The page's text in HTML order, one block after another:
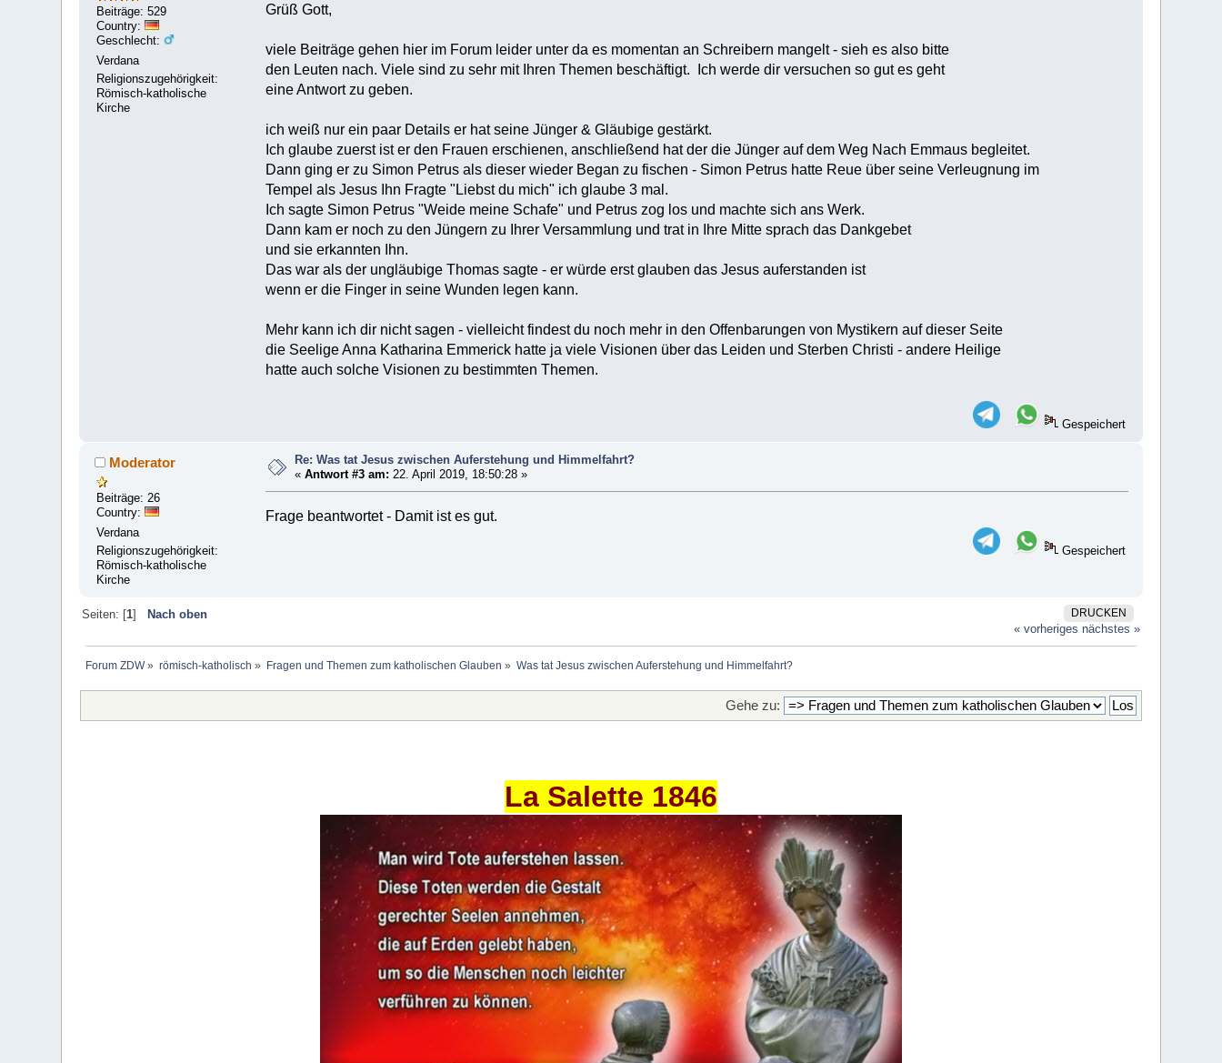
Beiträge: 529
Country:
Geschlecht:
Verdana
Religionszugehörigkeit:
Römisch-katholische
Kirche
Grüß Gott,
viele Beiträge gehen hier im Forum leider unter da es momentan an Schreibern mangelt - sieh es also bitte
den Leuten nach. Viele sind zu sehr mit Ihren Themen beschäftigt. Ich werde dir versuchen so gut es geht
eine Antwort zu geben.
ich weiß nur ein paar Details er hat seine Jünger & Gläubige gestärkt.
Ich glaube zuerst ist er den Frauen erschienen, anschließend hat der die Jünger auf dem Weg Nach Emmaus begleitet.
Dann ging er zu Simon Petrus als dieser wieder Began zu fischen - Simon Petrus hatte Reue über seine Verleugnung im
Tempel als Jesus Ihn Fragte "Liebst du mich" ich glaube 3 mal.
Ich sagte Simon Petrus "Weide meine Schafe" und Petrus zog los und machte sich ans Werk.
Dann kam er noch zu den Jüngern zu Ihrer Versammlung und trat in Ihre Mitte sprach das Dankgebet
und sie erkannten Ihn.
Das war als der ungläubige Thomas sagte - er würde erst glauben das Jesus auferstanden ist
wenn er die Finger in seine Wunden legen kann.
Mehr kann ich dir nicht sagen - vielleicht findest du noch mehr in den Offenbarungen von Mystikern auf dieser Seite
die Seelige Anna Katharina Emmerick hatte ja viele Visionen über das Leiden und Sterben Christi - andere Heilige
hatte auch solche Visionen zu bestimmten Themen.
Gespeichert
Moderator
Beiträge: 26
Country:
Verdana
Religionszugehörigkeit:
Römisch-katholische
Kirche
Re: Was tat Jesus zwischen Auferstehung und Himmelfahrt?
«Antwort #3 am: 22. April 2019, 18:50:28 »
Frage beantwortet - Damit ist es gut.
Gespeichert
DRUCKEN
Seiten: [1]
Nach oben
« vorheriges nächstes »
Forum ZDW» römisch-katholisch » Fragen und Themen zum katholischen Glauben » Was tat Jesus zwischen Auferstehung und Himmelfahrt?
Gehe zu:
La Salette 1846